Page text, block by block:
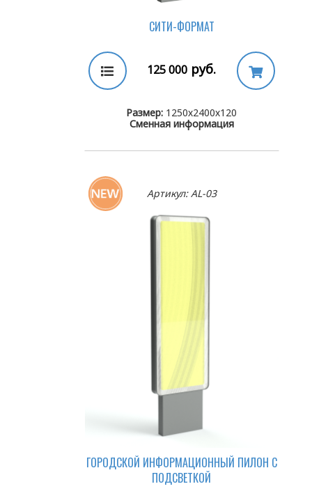
СИТИ-ФОРМАТ
125 000 руб.
Размер: 1250х2400х120
Сменная информация
Артикул: AL-03
ГОРОДСКОЙ ИНФОРМАЦИОННЫЙ ПИЛОН С
ПОДСВЕТКОЙ